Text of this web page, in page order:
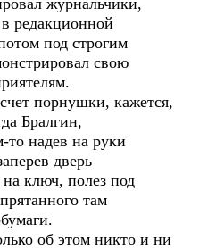
журнальчики,
редакционной
под строгим
свою
порнушки, кажется,
Бралгин,
то надев на руки
дверь
ключ, полез под
там
об этом никто и ни